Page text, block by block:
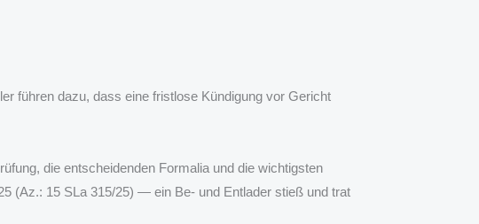
führen dazu, dass eine fristlose Kündigung vor Gericht
die entscheidenden Formalia und die wichtigsten
(Az.: 15 SLa 315/25) — ein Be- und Entlader stieß und trat